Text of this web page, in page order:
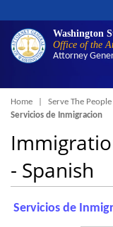
Washington
Office of the
Attorney
Breadcrumb
Home Serve The People
Servicios de Inmigracion
- Spanish
Servicios de